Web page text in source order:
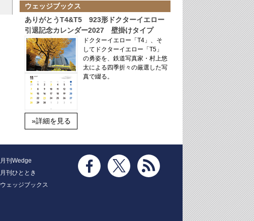
ウェッジブックス
ありがとうT4&T5 923形ドクターイエロー
引退記念カレンダー2027 壁掛けタイプ
»詳細を見る
ドクターイエロー「T4」、そ
してドクターイエロー「T5」
の勇姿を、鉄道写真家・村上悠
太による四季折々の厳選した写
真で綴る。
月刊Wedge
月刊ひととき
ウェッジブックス